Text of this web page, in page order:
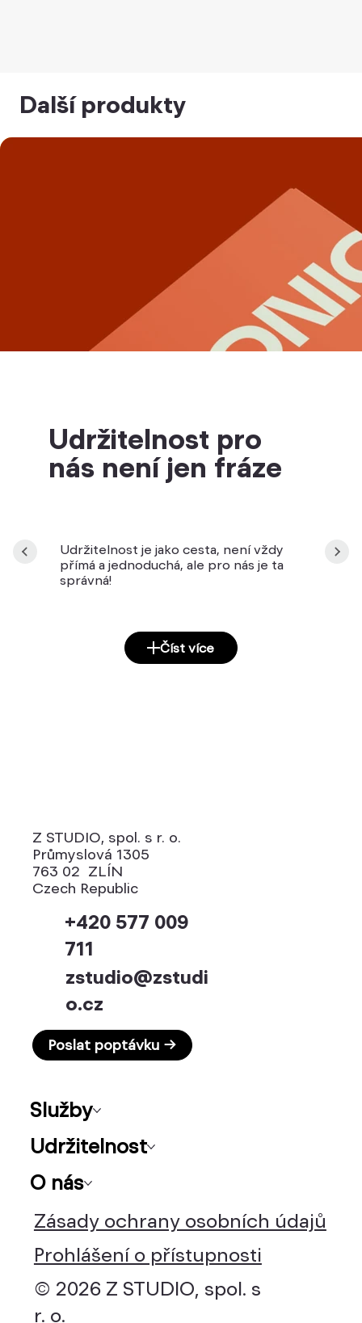
Další produkty
Udržitelnost pro
nás není jen fráze
Udržitelnost je jako cesta, není vždy
přímá a jednoduchá, ale pro nás je ta
správná!
Číst více
Zásady ochrany osobních údajů
Prohlášení o přístupnosti
© 2026 Z STUDIO, spol. s
r. o.
Czech Republic
+420 577 009
711
zstudio@zstudi
o.cz
Poslat poptávku →
763 02 ZLÍN
Průmyslová 1305
Z STUDIO, spol. s r. o.
Služby
Udržitelnost
O nás